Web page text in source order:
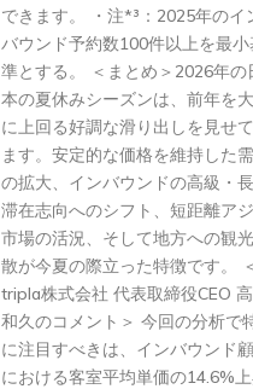
できます。 ・注*³：2025年のイ
バウンド予約数100件以上を最小
準とする。 ＜まとめ＞2026年の
本の夏休みシーズンは、前年を
に上回る好調な滑り出しを見せ
ます。安定的な価格を維持した
の拡大、インバウンドの高級・
滞在志向へのシフト、短距離ア
市場の活況、そして地方への観
散が今夏の際立った特徴です。
tripla株式会社 代表取締役CEO
和久のコメント＞ 今回の分析で
に注目すべきは、インバウンド
における客室平均単価の14.6%